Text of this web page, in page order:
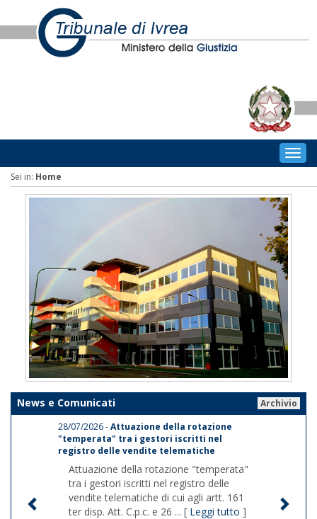
Sei in: Home
News e Comunicati
Archivio
28/07/2026 -Attuazione della rotazione
"temperata" tra i gestori iscritti nel
registro delle vendite telematiche
Attuazione della rotazione "temperata"
tra i gestori iscritti nel registro delle
vendite telematiche di cui agli artt. 161
ter disp. Att. C.p.c. e 26 ... [ Leggi tutto ]